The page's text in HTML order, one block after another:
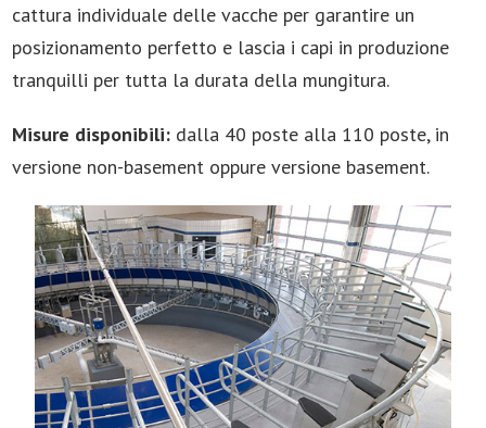
cattura individuale delle vacche per garantire un
posizionamento perfetto e lascia i capi in produzione
tranquilli per tutta la durata della mungitura.
Misure disponibili: dalla 40 poste alla 110 poste, in
versione non-basement oppure versione basement.